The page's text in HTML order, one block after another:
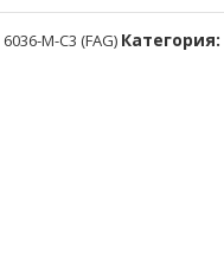
6036-M-C3 (FAG) Категория: